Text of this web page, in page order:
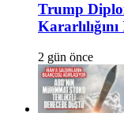
Trump
2 gün önce